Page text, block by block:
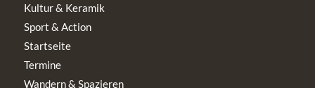
Kultur & Keramik
Sport & Action
Startseite
Termine
Wandern & Spazieren